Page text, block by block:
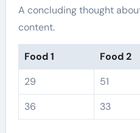
A concluding thought
content.
Food 1 Food 2
29
51
36
33